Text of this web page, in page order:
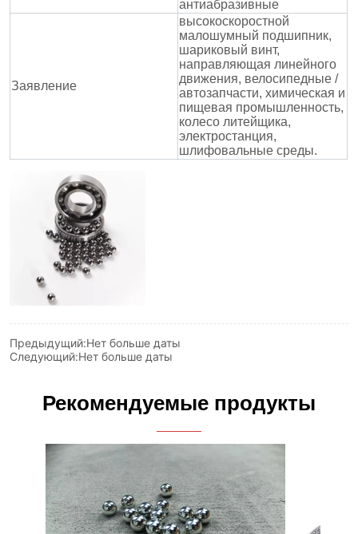
Предыдущий:Нет больше даты
Следующий:Нет больше даты
Рекомендуемые продукты